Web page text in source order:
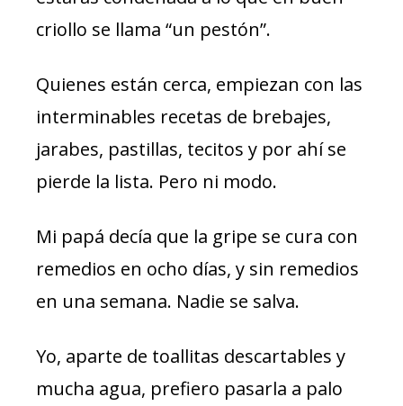
criollo se llama “un pestón”.
Quienes están cerca, empiezan con las
interminables recetas de brebajes,
jarabes, pastillas, tecitos y por ahí se
pierde la lista. Pero ni modo.
Mi papá decía que la gripe se cura con
remedios en ocho días, y sin remedios
en una semana. Nadie se salva.
Yo, aparte de toallitas descartables y
mucha agua, prefiero pasarla a palo